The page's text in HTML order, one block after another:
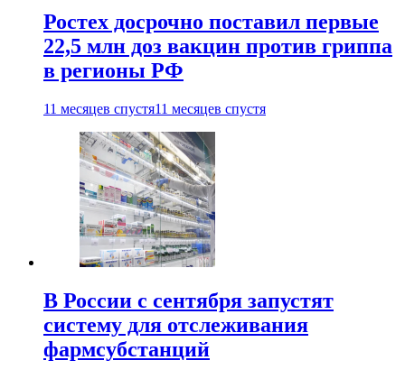
Ростех досрочно поставил первые
22,5 млн доз вакцин против гриппа
в регионы РФ
11 месяцев спустя11 месяцев спустя
В России с сентября запустят
систему для отслеживания
фармсубстанций